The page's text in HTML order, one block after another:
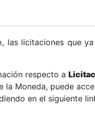
licitaciones que
respecto a
la Moneda, puede
en el siguiente